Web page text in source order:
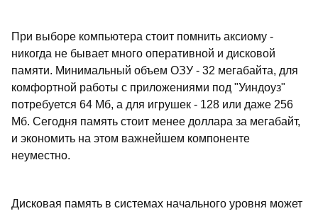
При выборе компьютера стоит помнить аксиому -
никогда не бывает много оперативной и дисковой
памяти. Минимальный объем ОЗУ - 32 мегабайта, для
комфортной работы с приложениями под "Уиндоуз"
потребуется 64 Мб, а для игрушек - 128 или даже 256
Мб. Сегодня память стоит менее доллара за мегабайт,
и экономить на этом важнейшем компоненте
неуместно.
Дисковая память в системах начального уровня может